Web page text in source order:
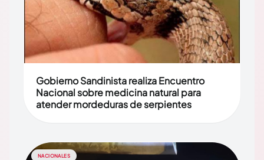
Gobierno Sandinista realiza Encuentro
Nacional sobre medicina natural para
atender mordeduras de serpientes
NACIONALES